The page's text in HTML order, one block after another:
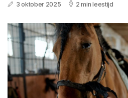
3 oktober 2025 2 min leestijd